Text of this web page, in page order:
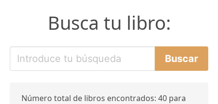
Busca tu libro:
Número total de libros encontrados: 40 para